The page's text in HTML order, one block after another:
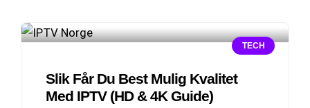
TECH
Slik Får Du Best Mulig Kvalitet
Med IPTV (HD & 4K Guide)